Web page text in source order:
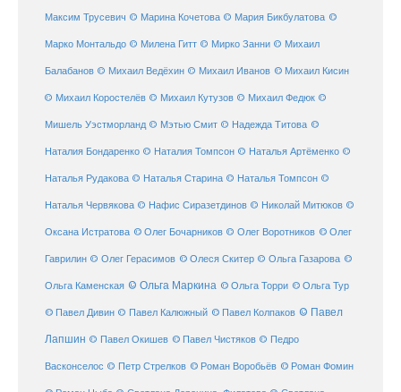
Максим Трусевич © Марина Кочетова © Мария Бикбулатова ©
Марко Монтальдо © Милена Гитт © Мирко Занни © Михаил
Балабанов © Михаил Ведёхин © Михаил Иванов © Михаил Кисин
© Михаил Коростелёв © Михаил Кутузов © Михаил Федюк ©
Мишель Уэстморланд © Мэтью Смит © Надежда Титова ©
Наталия Бондаренко © Наталия Томпсон © Наталья Артёменко ©
Наталья Рудакова © Наталья Старина © Наталья Томпсон ©
Наталья Червякова © Нафис Сиразетдинов © Николай Митюков ©
Оксана Истратова © Олег Бочарников © Олег Воротников © Олег
Гаврилин © Олег Герасимов © Олеся Скитер © Ольга Газарова ©
Ольга Каменская © Ольга Маркина © Ольга Торри © Ольга Тур
© Павел Дивин © Павел Калюжный © Павел Колпаков © Павел
Лапшин © Павел Окишев © Павел Чистяков © Педро
Васконселос © Петр Стрелков © Роман Воробьёв © Роман Фомин